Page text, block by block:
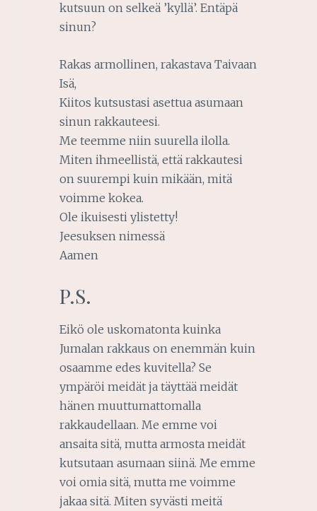
kutsuun on selkeä ’kyllä’. Entäpä
sinun?
Rakas armollinen, rakastava Taivaan
Isä,
Kiitos kutsustasi asettua asumaan
sinun rakkauteesi.
Me teemme niin suurella ilolla.
Miten ihmeellistä, että rakkautesi
on suurempi kuin mikään, mitä
voimme kokea.
Ole ikuisesti ylistetty!
Jeesuksen nimessä
Aamen
P.S.
Eikö ole uskomatonta kuinka
Jumalan rakkaus on enemmän kuin
osaamme edes kuvitella? Se
ympäröi meidät ja täyttää meidät
hänen muuttumattomalla
rakkaudellaan. Me emme voi
ansaita sitä, mutta armosta meidät
kutsutaan asumaan siinä. Me emme
voi omia sitä, mutta me voimme
jakaa sitä. Miten syvästi meitä